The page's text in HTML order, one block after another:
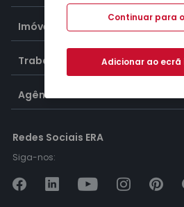
Imóveis
Trabalhar na ERA
Agências ERA
Redes Sociais ERA
Siga-nos:
Continuar para
Adicionar ao ecrã